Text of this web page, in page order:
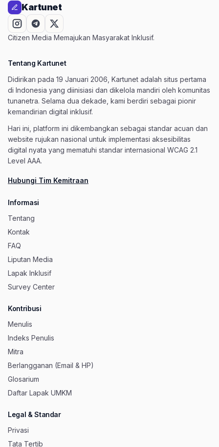
Kartunet
Citizen Media Memajukan Masyarakat Inklusif.
Tentang Kartunet
Didirikan pada 19 Januari 2006, Kartunet adalah situs pertama
di Indonesia yang diinisiasi dan dikelola mandiri oleh komunitas
tunanetra. Selama dua dekade, kami berdiri sebagai pionir
kemandirian digital inklusif.
Hari ini, platform ini dikembangkan sebagai standar acuan dan
website rujukan nasional untuk implementasi aksesibilitas
digital nyata yang mematuhi standar internasional WCAG 2.1
Level AAA.
Hubungi Tim Kemitraan
Informasi
Tentang
Kontak
FAQ
Liputan Media
Lapak Inklusif
Survey Center
Kontribusi
Menulis
Indeks Penulis
Mitra
Berlangganan (Email & HP)
Glosarium
Daftar Lapak UMKM
Legal & Standar
Privasi
Tata Tertib